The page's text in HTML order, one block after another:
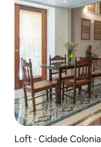
Loft ⋅ Cidade